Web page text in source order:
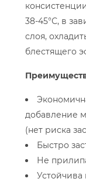
38-45°С, в
слоя,
блестящего
добавление
(нет риска
Быстро
Не